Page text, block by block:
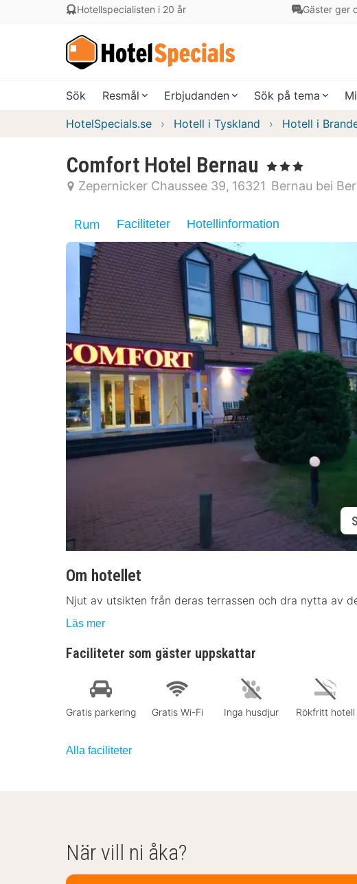
Hotellspecialisten i 20 år Gäster ger
Sök Resmål Erbjudanden Sök på tema
HotelSpecials.se Hotell i Tyskland Hotell i
Comfort Hotel Bernau , 3 Stjärnor
Zepernicker Chaussee 39 16321 Bernau bei
Rum Faciliteter Hotellinformation
Om hotellet
Njut av utsikten från deras terrassen och dra nytta av
Läs mer
Faciliteter som gäster uppskattar
Gratis parkering Gratis Wi-Fi Inga husdjur Rökfritt hotell
Alla faciliteter
När vill ni åka?